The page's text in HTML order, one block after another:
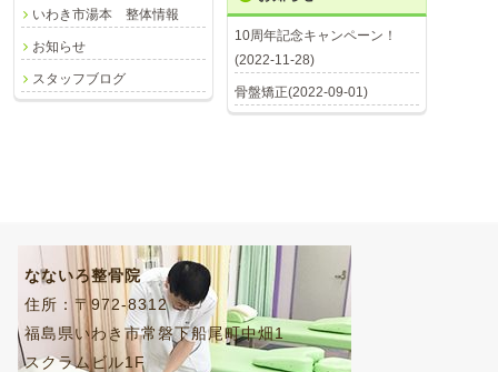
いわき市湯本 整体情報
お知らせ
スタッフブログ
10周年記念キャンペーン！
(2022-11-28)
骨盤矯正(2022-09-01)
なないろ整骨院
住所：〒972-8312
福島県いわき市常磐下船尾町中畑1
スクラムビル1F